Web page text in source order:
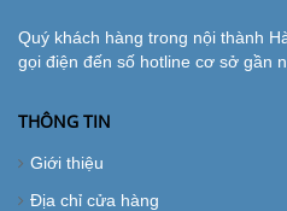
Quý khách hàng trong nội thành
gọi điện đến số hotline cơ sở gần
THÔNG TIN
Giới thiệu
Địa chỉ cửa hàng